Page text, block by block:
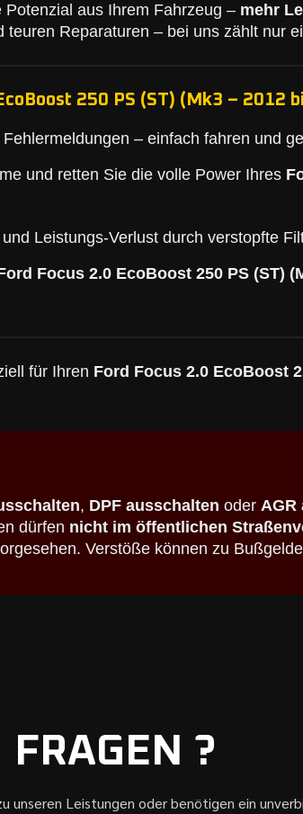
aus Ihrem Fahrzeug – mehr
Reparaturen – bei uns zählt nur
250 PS (ST) (Mk3 – 2012
– einfach fahren und
und retten Sie die volle Power Ihres
Leistungs-Verlust durch verstopfte
Focus 2.0 EcoBoost 250 PS (ST)
für Ihren Ford Focus 2.0 EcoBoost
, DPF ausschalten oder AGR
dürfen nicht im öffentlichen
Verstöße können zu
FRAGEN ?
unseren Leistungen oder benötigen ein